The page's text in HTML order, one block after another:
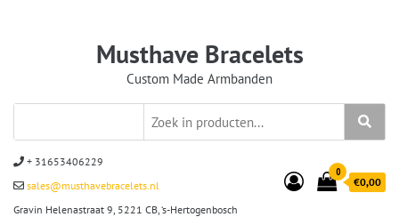
Musthave Bracelets
Custom Made Armbanden
+ 31653406229
sales@musthavebracelets.nl
Gravin Helenastraat 9, 5221 CB, ‘s-Hertogenbosch
0
€0,00